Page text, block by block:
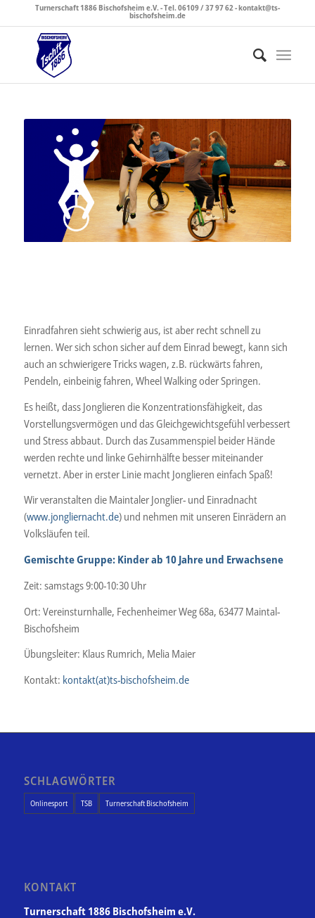
Turnerschaft 1886 Bischofsheim e.V. - Tel. 06109 / 37 97 62 - kontakt@ts-
bischofsheim.de
Einradfahren sieht schwierig aus, ist aber recht schnell zu
lernen. Wer sich schon sicher auf dem Einrad bewegt, kann sich
auch an schwierigere Tricks wagen, z.B. rückwärts fahren,
Pendeln, einbeinig fahren, Wheel Walking oder Springen.
Es heißt, dass Jonglieren die Konzentrationsfähigkeit, das
Vorstellungsvermögen und das Gleichgewichtsgefühl verbessert
und Stress abbaut. Durch das Zusammenspiel beider Hände
werden rechte und linke Gehirnhälfte besser miteinander
vernetzt. Aber in erster Linie macht Jonglieren einfach Spaß!
Wir veranstalten die Maintaler Jonglier- und Einradnacht
(www.jongliernacht.de) und nehmen mit unseren Einrädern an
Volksläufen teil.
Gemischte Gruppe: Kinder ab 10 Jahre und Erwachsene
Zeit: samstags 9:00-10:30 Uhr
Ort: Vereinsturnhalle, Fechenheimer Weg 68a, 63477 Maintal-
Bischofsheim
Übungsleiter: Klaus Rumrich, Melia Maier
Kontakt: kontakt(at)ts-bischofsheim.de
SCHLAGWÖRTER
Onlinesport TSB Turnerschaft Bischofsheim
KONTAKT
Turnerschaft 1886 Bischofsheim e.V.